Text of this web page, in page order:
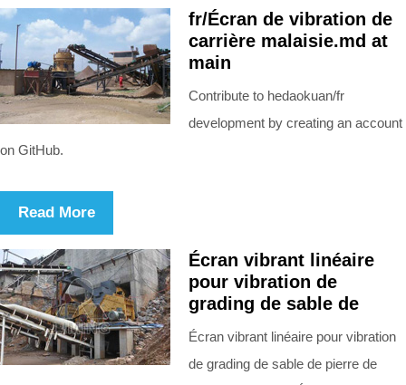
fr/Écran de vibration de
carrière malaisie.md at
main
Contribute to hedaokuan/fr
development by creating an account
on GitHub.
Read More
Écran vibrant linéaire
pour vibration de
grading de sable de
Écran vibrant linéaire pour vibration
de grading de sable de pierre de